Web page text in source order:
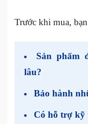
Trước khi mua,
Sản phẩm
lâu?
Bảo hành
Có hỗ trợ kỹ